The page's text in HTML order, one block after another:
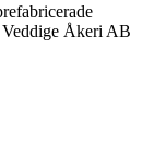
Veddige Åkeri AB